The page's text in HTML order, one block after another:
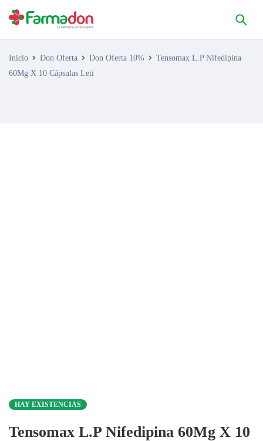
Inicio Don Oferta Don Oferta 10%
Tensomax L.P Nifedipina
60Mg X 10 Cápsulas Leti
HAY EXISTENCIAS
Tensomax L.P Nifedipina 60Mg X 10